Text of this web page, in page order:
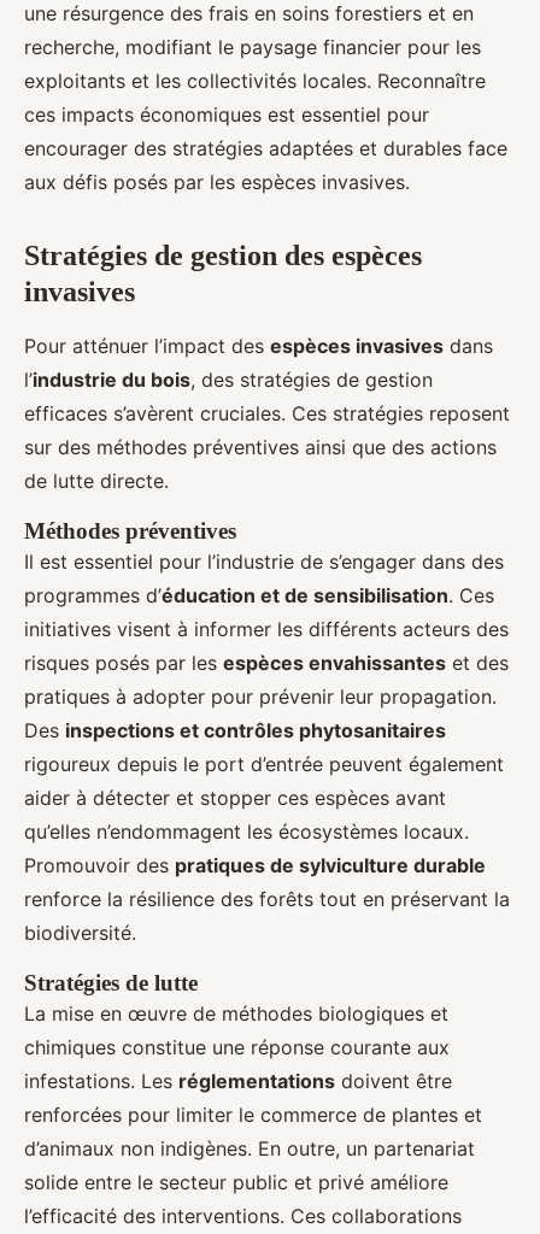
une résurgence des frais en soins forestiers et en
recherche, modifiant le paysage financier pour les
exploitants et les collectivités locales. Reconnaître
ces impacts économiques est essentiel pour
encourager des stratégies adaptées et durables face
aux défis posés par les espèces invasives.
Stratégies de gestion des espèces
invasives
Pour atténuer l’impact des espèces invasives dans
l’industrie du bois, des stratégies de gestion
efficaces s’avèrent cruciales. Ces stratégies reposent
sur des méthodes préventives ainsi que des actions
de lutte directe.
Méthodes préventives
Il est essentiel pour l’industrie de s’engager dans des
programmes d’éducation et de sensibilisation. Ces
initiatives visent à informer les différents acteurs des
risques posés par les espèces envahissantes et des
pratiques à adopter pour prévenir leur propagation.
Des inspections et contrôles phytosanitaires
rigoureux depuis le port d’entrée peuvent également
aider à détecter et stopper ces espèces avant
qu’elles n’endommagent les écosystèmes locaux.
Promouvoir des pratiques de sylviculture durable
renforce la résilience des forêts tout en préservant la
biodiversité.
Stratégies de lutte
La mise en œuvre de méthodes biologiques et
chimiques constitue une réponse courante aux
infestations. Les réglementations doivent être
renforcées pour limiter le commerce de plantes et
d’animaux non indigènes. En outre, un partenariat
solide entre le secteur public et privé améliore
l’efficacité des interventions. Ces collaborations